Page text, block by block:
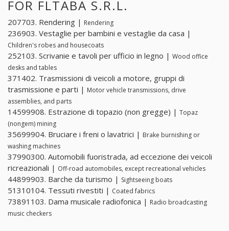
FOR FLTABA S.R.L.
207703. Rendering | Rendering
236903. Vestaglie per bambini e vestaglie da casa |
Children's robes and housecoats
252103. Scrivanie e tavoli per ufficio in legno | Wood office
desks and tables
371402. Trasmissioni di veicoli a motore, gruppi di
trasmissione e parti | Motor vehicle transmissions, drive
assemblies, and parts
14599908. Estrazione di topazio (non gregge) | Topaz
(nongem) mining
35699904. Bruciare i freni o lavatrici | Brake burnishing or
washing machines
37990300. Automobili fuoristrada, ad eccezione dei veicoli
ricreazionali | Off-road automobiles, except recreational vehicles
44899903. Barche da turismo | Sightseeing boats
51310104. Tessuti rivestiti | Coated fabrics
73891103. Dama musicale radiofonica | Radio broadcasting
music checkers